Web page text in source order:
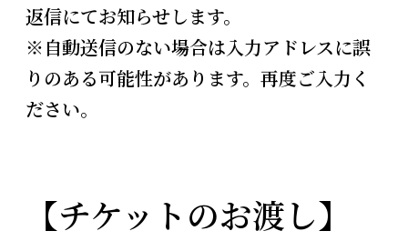
返信にてお知らせします。
※自動送信のない場合は入力アドレスに誤
りのある可能性があります。再度ご入力く
ださい。
【チケットのお渡し】